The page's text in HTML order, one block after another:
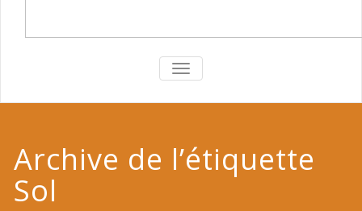
TOGGLE
Archive de l’étiquette
Sol